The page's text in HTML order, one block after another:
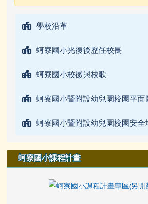
學校沿革
蚵寮國小光復後歷任校長
蚵寮國小校徽與校歌
蚵寮國小暨附設幼兒園校園平面
蚵寮國小暨附設幼兒園校園安全
蚵寮國小課程計畫